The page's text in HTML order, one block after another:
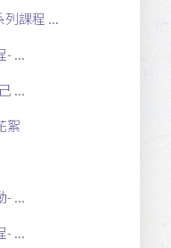
課程 ...
- ...
...
絮
- ...
- ...